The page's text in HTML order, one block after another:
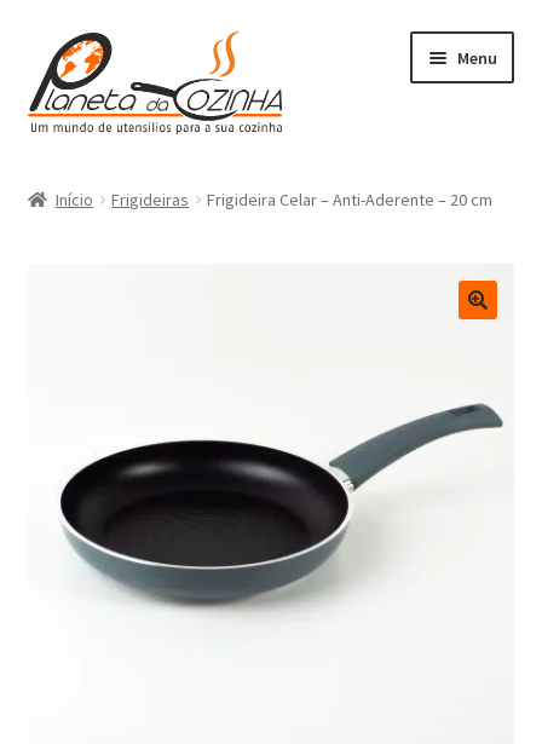
Menu
Loja
Minha Conta
Política de Privacidade
Início Frigideiras Frigideira Celar – Anti-Aderente – 20 cm